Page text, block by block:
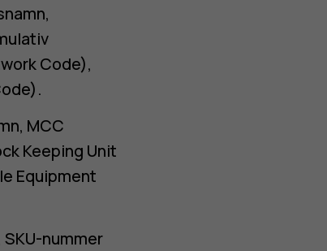
Code),
MCC
Keeping Unit
Equipment
nummer